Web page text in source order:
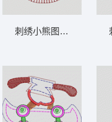
刺绣兔子与鸟屋图案 卡通童装章标贴布 刺绣小熊图案